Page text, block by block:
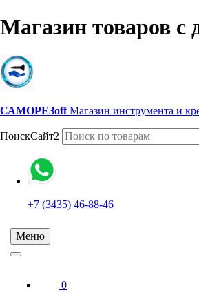
Магазин товаров с
САМОРЕЗoff Магазин инструмента и
ПоискСайт2
+7 (3435) 46-88-46
Меню
0